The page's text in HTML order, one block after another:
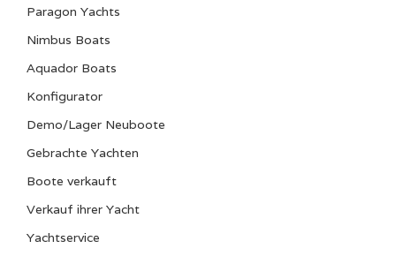
Wassertank
220 Liter
1 (manual)
Maschine und Ausstattung
Innenborder
Paragon Yachts
Nimbus Boats
Aquador Boats
Konfigurator
Demo/Lager Neuboote
Gebrachte Yachten
Boote verkauft
Verkauf ihrer Yacht
Yachtservice